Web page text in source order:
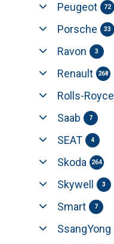
Peugeot 72
Porsche 33
Ravon 3
Renault 268
Rolls-Royce
Saab 7
SEAT 4
Skoda 264
Skywell 3
Smart 7
SsangYong